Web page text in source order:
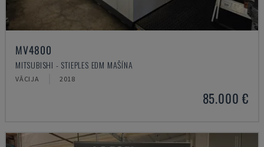
MV4800
MITSUBISHI - STIEPLES EDM MAŠĪNA
VĀCIJA 2018
85.000 €